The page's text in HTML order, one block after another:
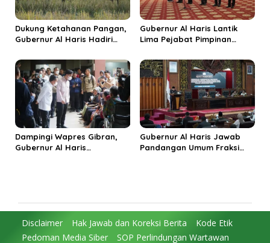
Dukung Ketahanan Pangan,
Gubernur Al Haris Hadiri
Kabupaten Tanjungjabung
Timur
Gubernur Al Haris Lantik
Lima Pejabat Pimpinan
Penguatan Kinerja dan
Integritas
Dampingi Wapres Gibran,
Gubernur Al Haris
Gubernur Al Haris Jawab
Pandangan Umum Fraksi
Disclaimer Hak Jawab dan Koreksi Berita
Kode Etik
Pedoman Media Siber
SOP Perlindungan Wartawan